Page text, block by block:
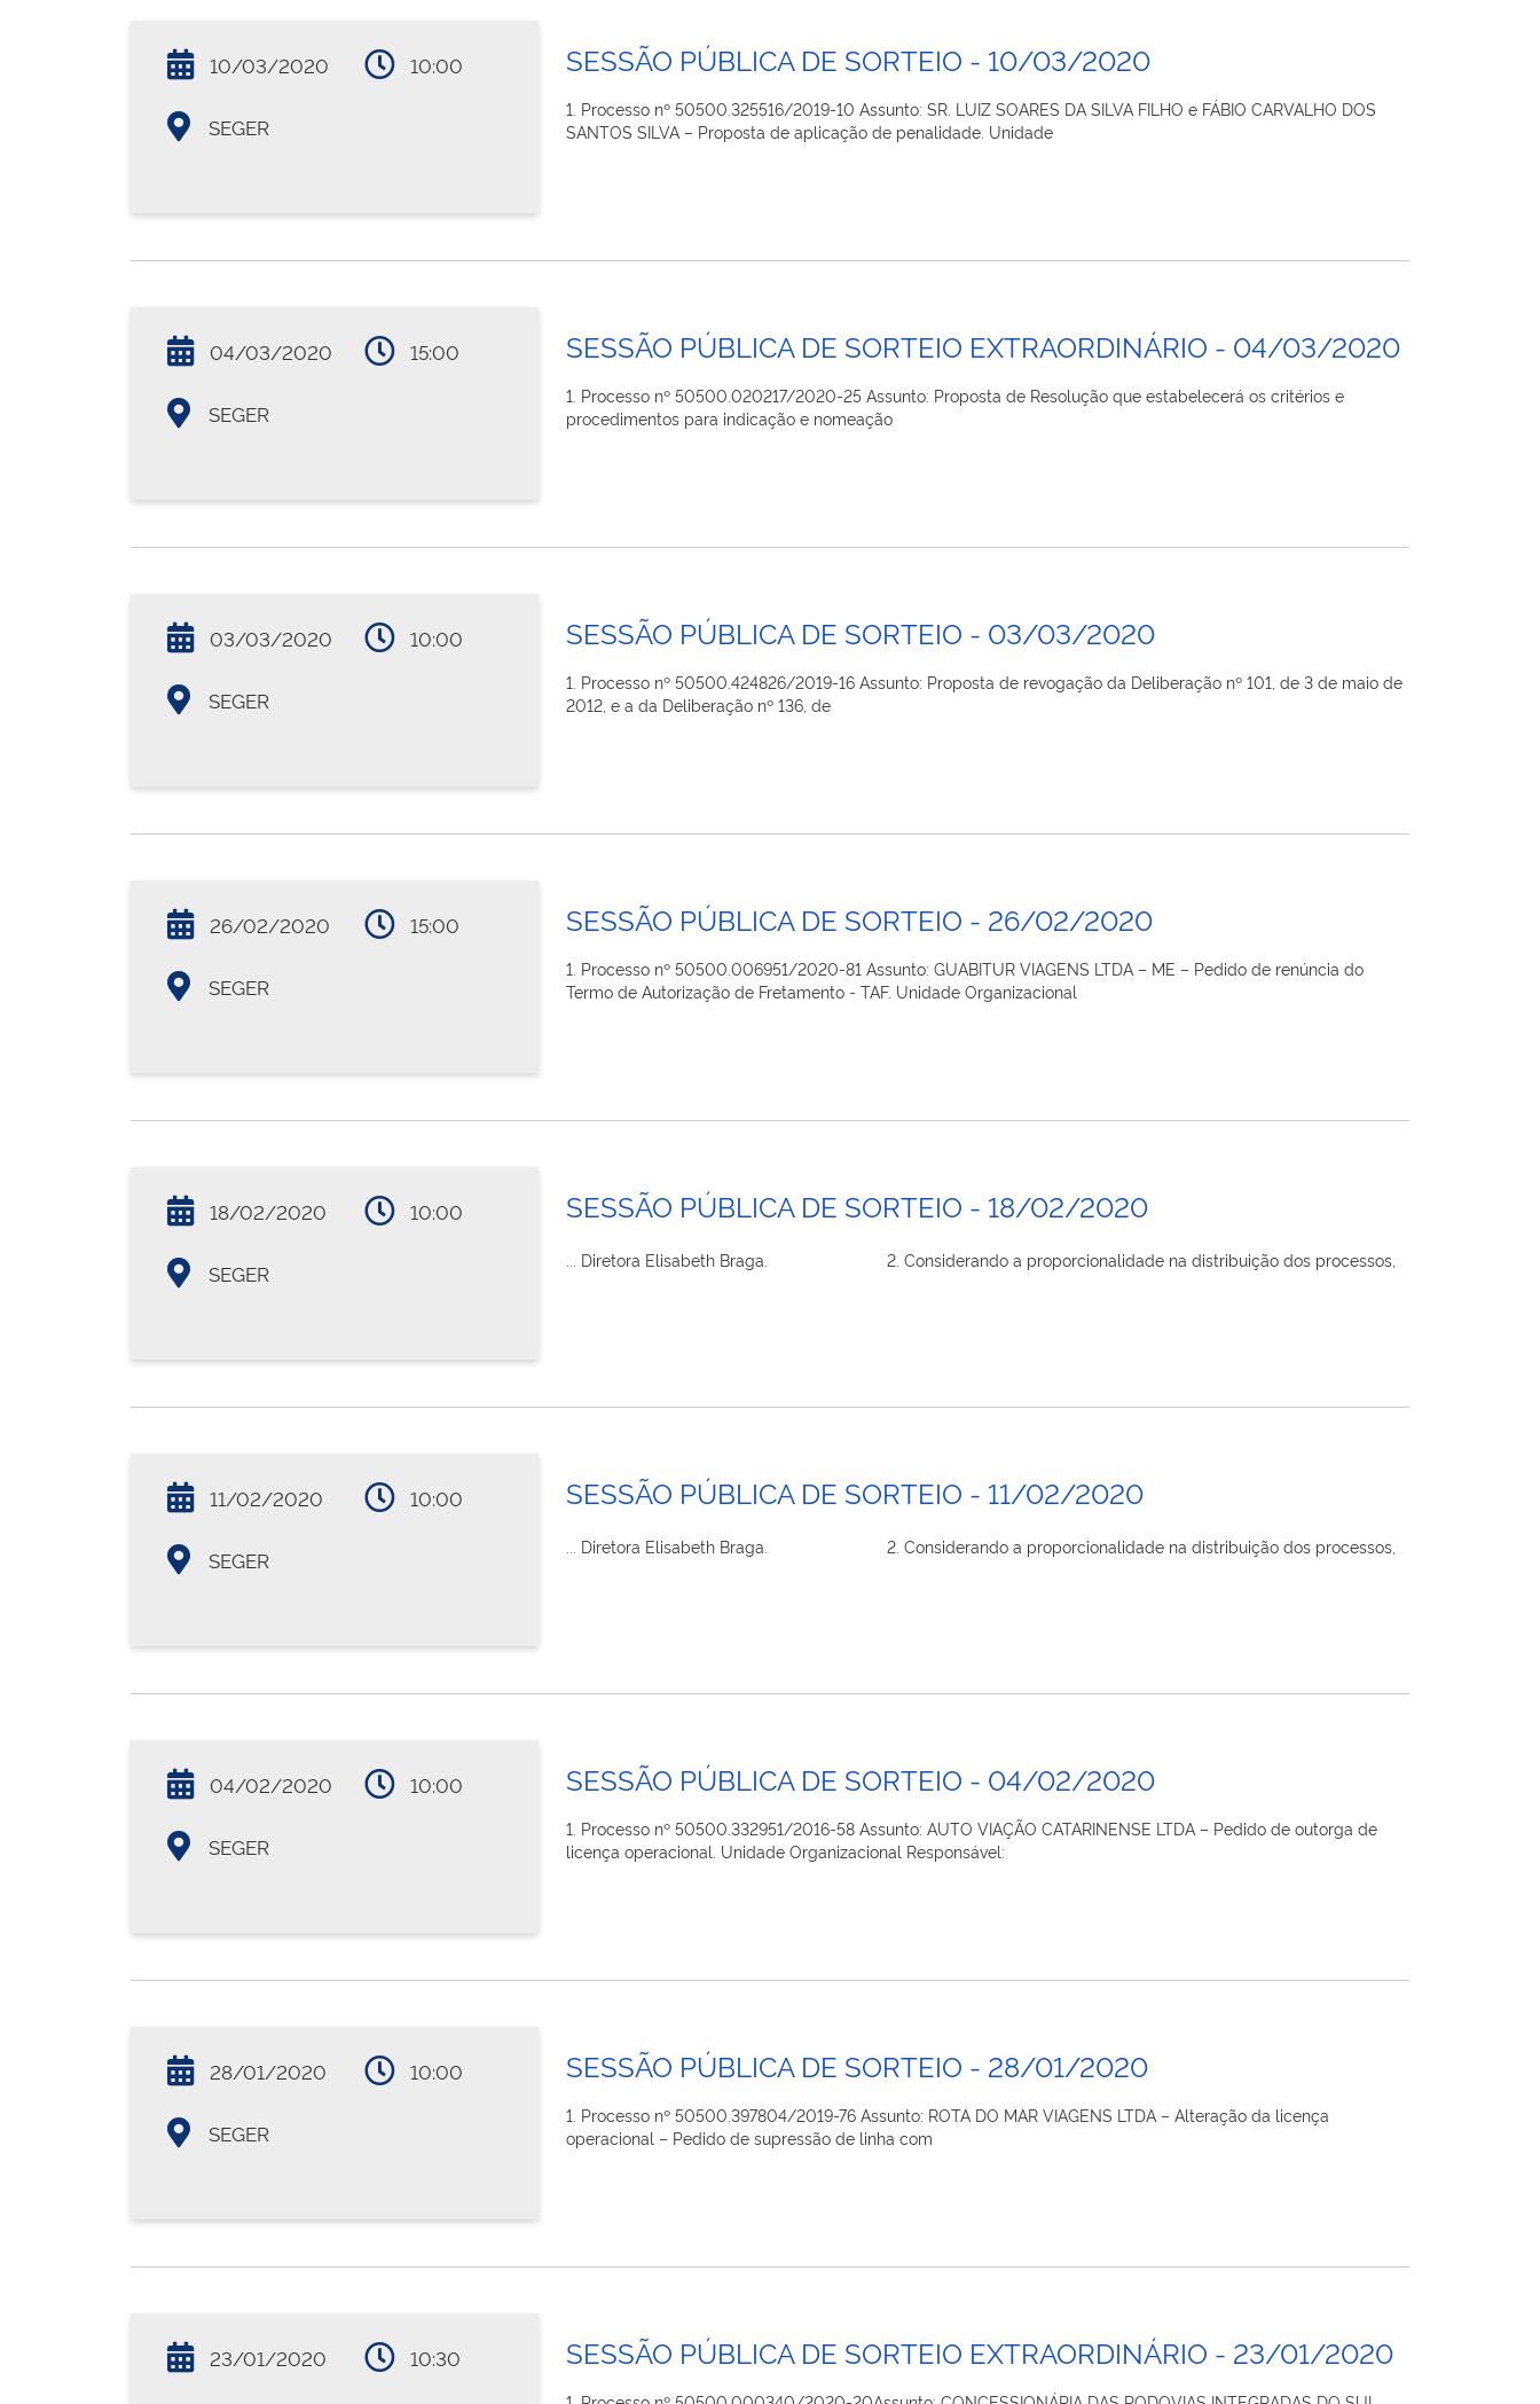
10/03/2020 10:00
SEGER
SESSÃO PÚBLICA DE SORTEIO - 10/03/2020
1. Processo nº 50500.325516/2019-10 Assunto: SR. LUIZ SOARES DA SILVA FILHO e FÁBIO CARVALHO DOS
SANTOS SILVA – Proposta de aplicação de penalidade. Unidade
04/03/2020 15:00
SEGER
SESSÃO PÚBLICA DE SORTEIO EXTRAORDINÁRIO - 04/03/2020
1. Processo nº 50500.020217/2020-25 Assunto: Proposta de Resolução que estabelecerá os critérios e
procedimentos para indicação e nomeação
03/03/2020 10:00
SEGER
SESSÃO PÚBLICA DE SORTEIO - 03/03/2020
1. Processo nº 50500.424826/2019-16 Assunto: Proposta de revogação da Deliberação nº 101, de 3 de maio de
2012, e a da Deliberação nº 136, de
26/02/2020 15:00
SEGER
SESSÃO PÚBLICA DE SORTEIO - 26/02/2020
1. Processo nº 50500.006951/2020-81 Assunto: GUABITUR VIAGENS LTDA – ME – Pedido de renúncia do
Termo de Autorização de Fretamento - TAF. Unidade Organizacional
18/02/2020 10:00
SEGER
SESSÃO PÚBLICA DE SORTEIO - 18/02/2020
... Diretora Elisabeth Braga. 2. Considerando a proporcionalidade na distribuição dos processos,
11/02/2020 10:00
SEGER
SESSÃO PÚBLICA DE SORTEIO - 11/02/2020
... Diretora Elisabeth Braga. 2. Considerando a proporcionalidade na distribuição dos processos,
04/02/2020 10:00
SEGER
SESSÃO PÚBLICA DE SORTEIO - 04/02/2020
1. Processo nº 50500.332951/2016-58 Assunto: AUTO VIAÇÃO CATARINENSE LTDA – Pedido de outorga de
licença operacional. Unidade Organizacional Responsável:
28/01/2020 10:00
SEGER
SESSÃO PÚBLICA DE SORTEIO - 28/01/2020
1. Processo nº 50500.397804/2019-76 Assunto: ROTA DO MAR VIAGENS LTDA – Alteração da licença
operacional – Pedido de supressão de linha com
23/01/2020 10:30 SESSÃO PÚBLICA DE SORTEIO EXTRAORDINÁRIO - 23/01/2020